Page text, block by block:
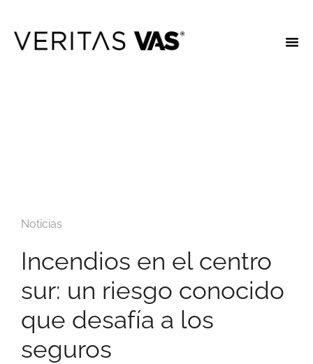
Noticias
Incendios en el centro
sur: un riesgo conocido
que desafía a los
seguros